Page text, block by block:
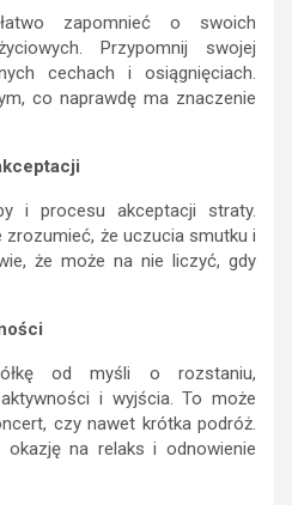
zapomnieć o swoich
Przypomnij swojej
cechach i osiągnięciach.
co naprawdę ma znaczenie
i procesu akceptacji straty.
zrozumieć, że uczucia smutku i
że może na nie liczyć, gdy
od myśli o rozstaniu,
i wyjścia. To może
czy nawet krótka podróż.
okazję na relaks i odnowienie